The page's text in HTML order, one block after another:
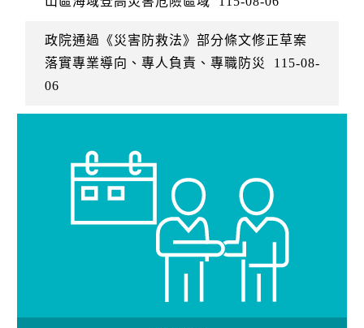
政院通過《災害防救法》部分條文修正草案
落實專業導向、專人負責、專職防災
115-08-
06